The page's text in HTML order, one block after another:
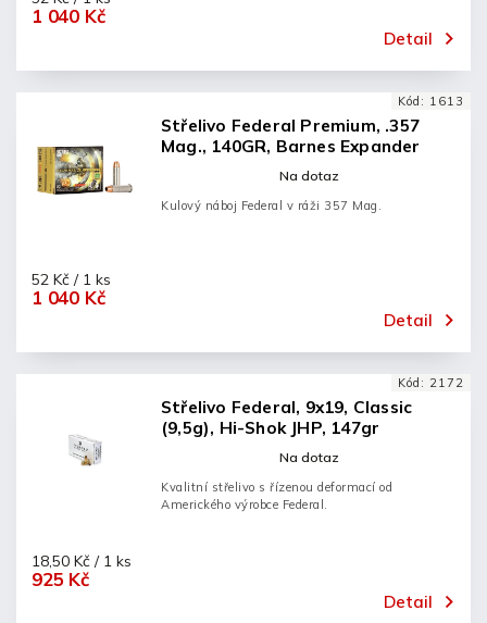
1 040 Kč
Detail
Střelivo Federal Premium, .357
Mag., 140GR, Barnes Expander
Na dotaz
1 040 Kč
52 Kč / 1 ks
Detail
Kulový náboj Federal v ráži 357 Mag.
Kód: 1613
Střelivo Federal, 9x19, Classic
(9,5g), Hi-Shok JHP, 147gr
Na dotaz
925 Kč
18,50 Kč / 1 ks
Detail
Kvalitní střelivo s řízenou deformací od
Amerického výrobce Federal.
Kód: 2172